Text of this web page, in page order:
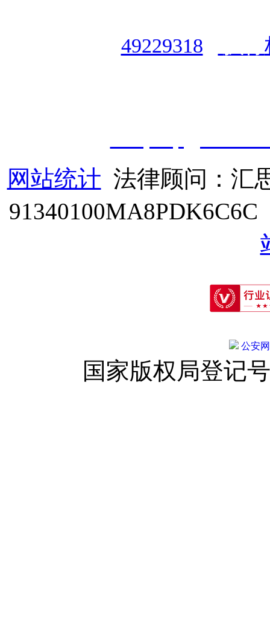
49229318
网站统计 法律顾问：汇
公安网
国家版权局登记